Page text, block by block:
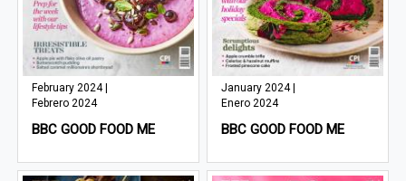
February 2024 |
Febrero 2024
BBC GOOD FOOD ME
January 2024 |
Enero 2024
BBC GOOD FOOD ME